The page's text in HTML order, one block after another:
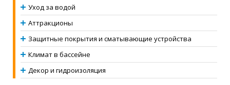
Уход за водой
Аттракционы
Защитные покрытия и сматывающие устройства
Климат в бассейне
Декор и гидроизоляция